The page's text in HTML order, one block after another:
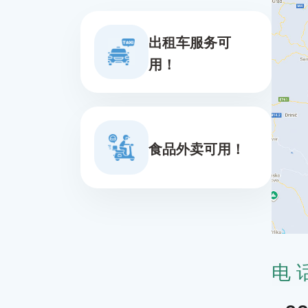
出租车服务可
用！
食品外卖可用！
电